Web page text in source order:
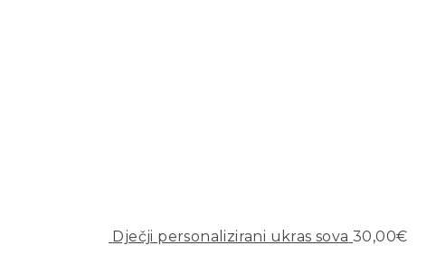
Dječji personalizirani ukras sova 30,00€